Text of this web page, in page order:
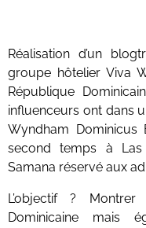
Réalisation d’un
groupe hôtelier Viva
République
influenceurs ont dans
Wyndham
second temps à
Samana réservé aux
L’objectif ?
Dominicaine mais